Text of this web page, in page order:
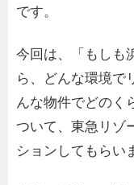
です。
今回は、「もしも
ら、どんな環境で
んな物件でどのく
ついて、東急リゾ
ションしてもらい